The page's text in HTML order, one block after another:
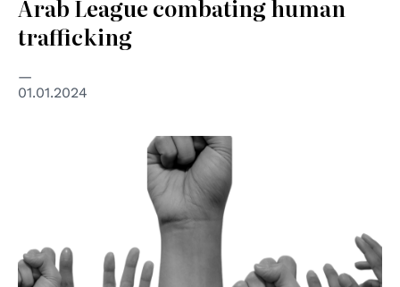
Arab League combating human
trafficking
01.01.2024